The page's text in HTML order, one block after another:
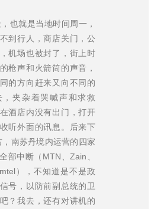
也就是当地时间周一，
到行人，商店关门，公
机场也被封了，街上时
枪声和火箭筒的声音，
的方向赶来又向不同的
夹杂着哭喊声和求救
酒店内没有出门，打开
听外面的讯息。后来下
南苏丹境内运营的四家
部中断（MTN、Zain、
），不知道是不是政
号，以防前副总统的卫
？我去，还有对讲机的